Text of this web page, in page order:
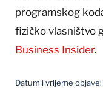
programskog
fizičko vlasništvo
Business Insider.
Datum i vrijeme